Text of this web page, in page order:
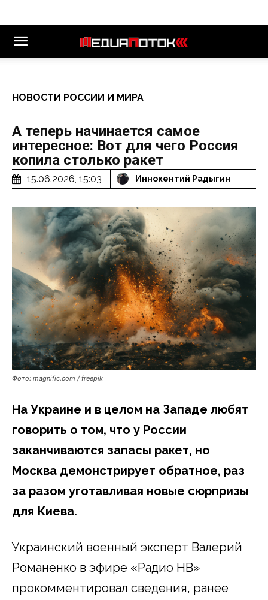
НОВОСТИ РОССИИ И МИРА
А теперь начинается самое
интересное: Вот для чего Россия
копила столько ракет
15.06.2026, 15:03 Иннокентий Радыгин
Фото: magnific.com / freepik
На Украине и в целом на Западе любят
говорить о том, что у России
заканчиваются запасы ракет, но
Москва демонстрирует обратное, раз
за разом уготавливая новые сюрпризы
для Киева.
Украинский военный эксперт Валерий
Романенко в эфире «Радио НВ»
прокомментировал сведения, ранее